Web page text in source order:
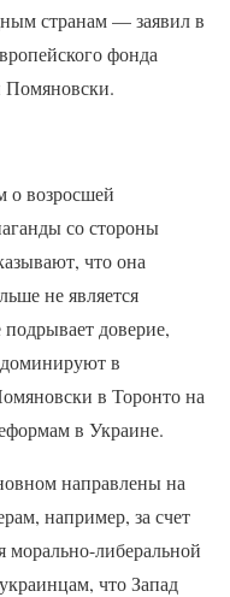
странам — заявил в
фонда
о возросшей
со стороны
что она
не является
доверие,
в
в Торонто на
в Украине.
направлены на
например, за счет
морально-либеральной
что Запад